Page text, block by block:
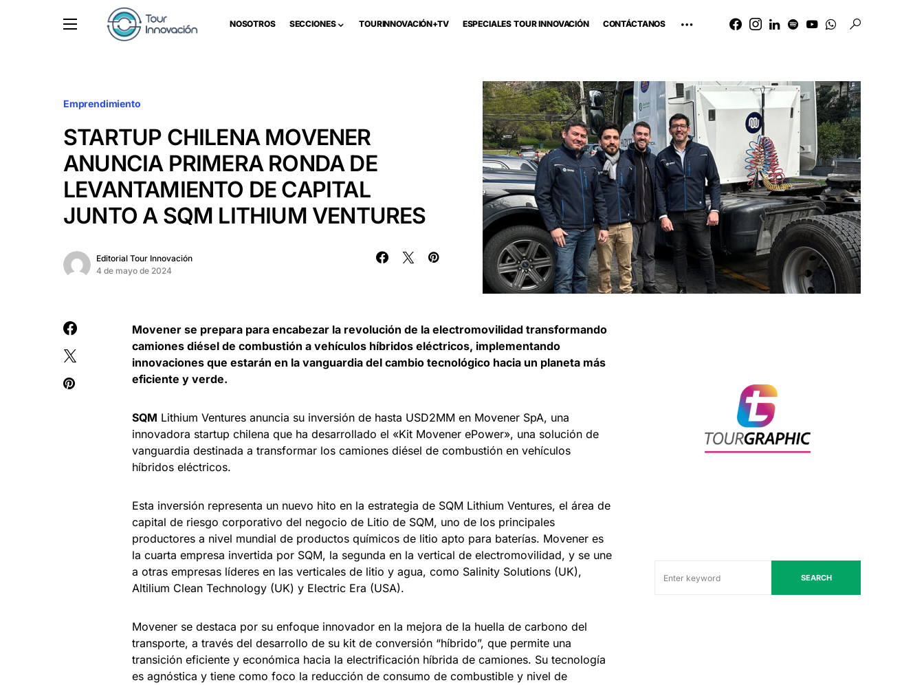
NOSOTROS SECCIONES TOURINNOVACIÓN+TV ESPECIALES TOUR INNOVACIÓN CONTÁCTANOS
Emprendimiento
STARTUP CHILENA MOVENER
ANUNCIA PRIMERA RONDA DE
LEVANTAMIENTO DE CAPITAL
JUNTO A SQM LITHIUM VENTURES
Editorial Tour Innovación
4 de mayo de 2024
Movener se prepara para encabezar la revolución de la electromovilidad transformando
camiones diésel de combustión a vehículos híbridos eléctricos, implementando
innovaciones que estarán en la vanguardia del cambio tecnológico hacia un planeta más
eficiente y verde.
SQM Lithium Ventures anuncia su inversión de hasta USD2MM en Movener SpA, una
innovadora startup chilena que ha desarrollado el «Kit Movener ePower», una solución de
vanguardia destinada a transformar los camiones diésel de combustión en vehículos
híbridos eléctricos.
Esta inversión representa un nuevo hito en la estrategia de SQM Lithium Ventures, el área de
capital de riesgo corporativo del negocio de Litio de SQM, uno de los principales
productores a nivel mundial de productos químicos de litio apto para baterías. Movener es
la cuarta empresa invertida por SQM, la segunda en la vertical de electromovilidad, y se une
a otras empresas líderes en las verticales de litio y agua, como Salinity Solutions (UK),
Altilium Clean Technology (UK) y Electric Era (USA).
Movener se destaca por su enfoque innovador en la mejora de la huella de carbono del
transporte, a través del desarrollo de su kit de conversión “híbrido”, que permite una
transición eficiente y económica hacia la electrificación híbrida de camiones. Su tecnología
es agnóstica y tiene como foco la reducción de consumo de combustible y nivel de
SEARCH